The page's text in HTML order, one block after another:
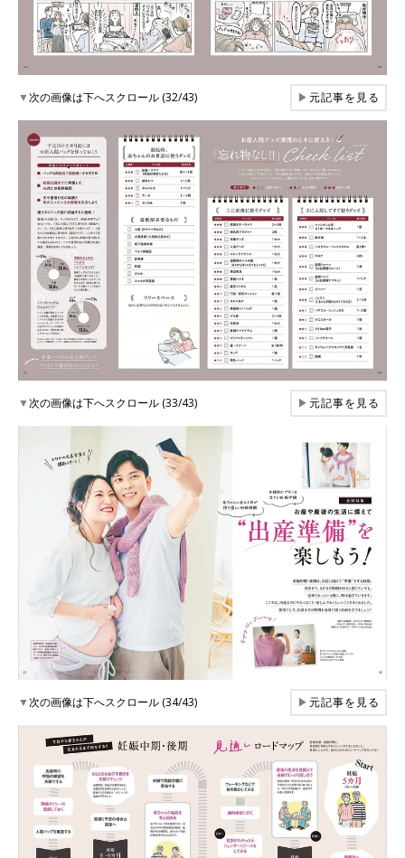
▼次の画像は下へスクロール (32/43) ▶元記事を見る
▼次の画像は下へスクロール (33/43) ▶元記事を見る
▼次の画像は下へスクロール (34/43) ▶元記事を見る